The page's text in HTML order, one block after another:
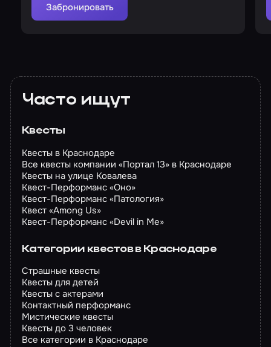
Забронировать
Часто ищут
Квесты
Квесты в Краснодаре
Все квесты компании «Портал 13» в Краснодаре
Квесты на улице Ковалева
Квест-Перформанс «Оно»
Квест-Перформанс «Патология»
Квест «Among Us»
Квест-Перформанс «Devil in Me»
Категории квестов в Краснодаре
Страшные квесты
Квесты для детей
Квесты с актерами
Контактный перформанс
Мистические квесты
Квесты до 3 человек
Все категории в Краснодаре